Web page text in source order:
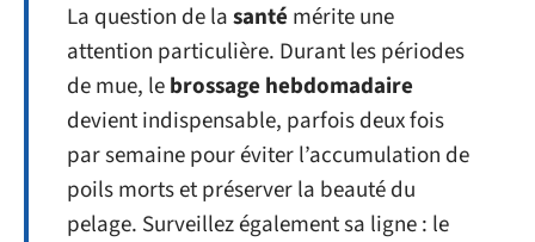
La question de lasanté mérite une
attention particulière. Durant les périodes
de mue, lebrossage hebdomadaire
devient indispensable, parfois deux fois
par semaine pour éviter l’accumulation de
poils morts et préserver la beauté du
pelage. Surveillez également sa ligne : le